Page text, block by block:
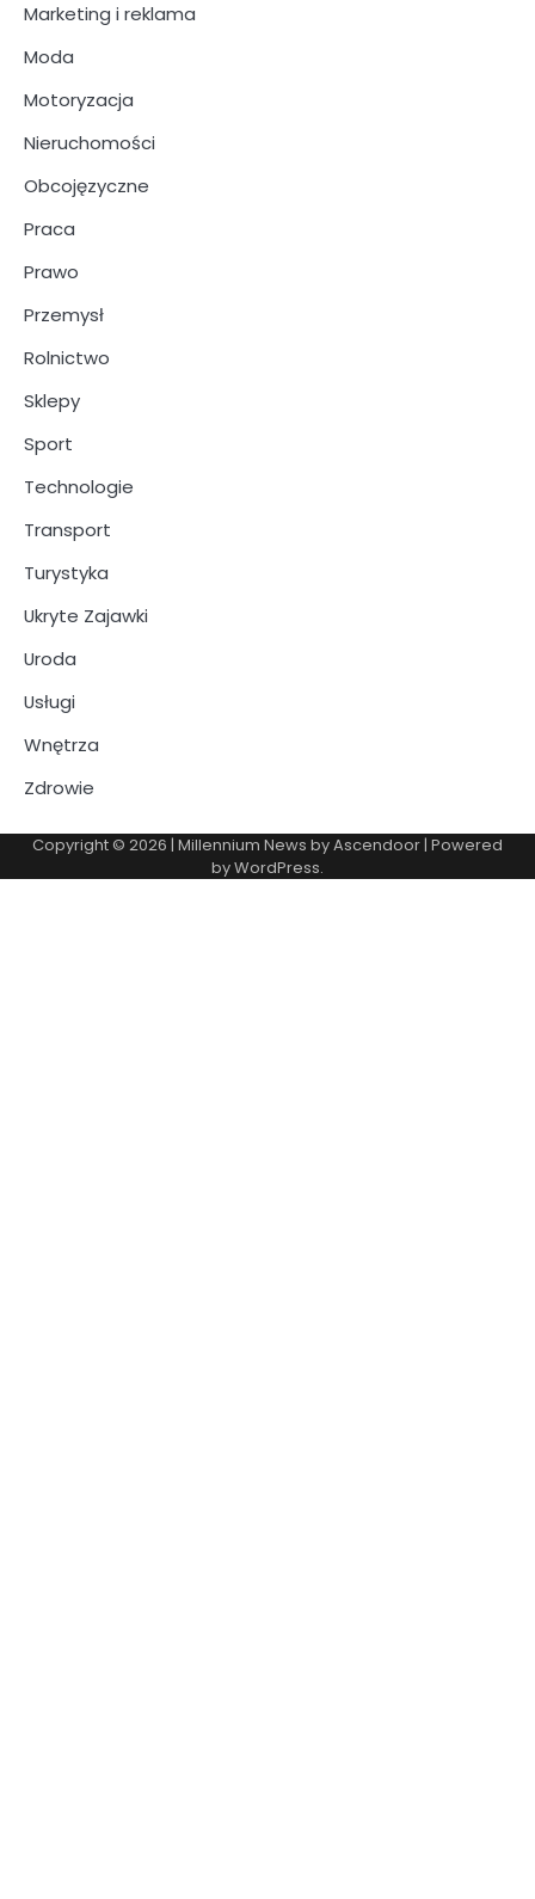
Marketing i reklama
Moda
Motoryzacja
Nieruchomości
Obcojęzyczne
Praca
Prawo
Przemysł
Rolnictwo
Sklepy
Sport
Technologie
Transport
Turystyka
Ukryte Zajawki
Uroda
Usługi
Wnętrza
Zdrowie
Copyright © 2026 | Millennium News byAscendoor | Powered
byWordPress.